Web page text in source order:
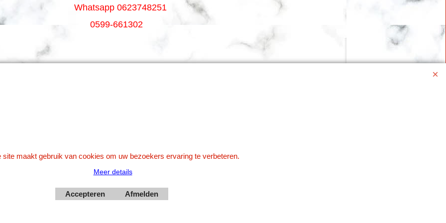
Whatsapp 0623748251
0599-661302
Webwinkel gemaakt met
ShopFactory webwinkel
software.
site maakt gebruik van cookies om uw bezoekers ervaring te verbeteren.
Meer details
Accepteren Afmelden